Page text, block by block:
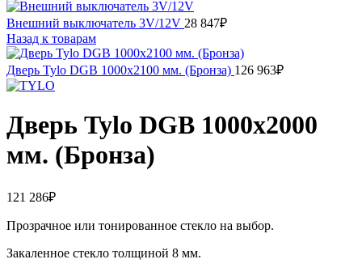
Внешний выключатель 3V/12V 28 847₽
Назад к товарам
Дверь Tylo DGB 1000х2100 мм. (Бронза) 126 963₽
Дверь Tylo DGB 1000х2000
мм. (Бронза)
121 286₽
Прозрачное или тонированное стекло на выбор.
Закаленное стекло толщиной 8 мм.